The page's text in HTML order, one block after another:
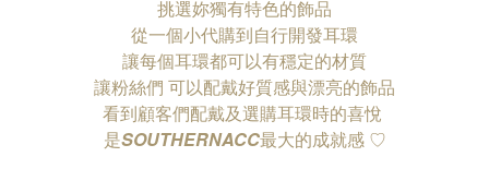
挑選妳獨有特色的飾品
從一個小代購到自行開發耳環
讓每個耳環都可以有穩定的材質
讓粉絲們 可以配戴好質感與漂亮的飾品
看到顧客們配戴及選購耳環時的喜悅
是SOUTHERNACC最大的成就感 ♡